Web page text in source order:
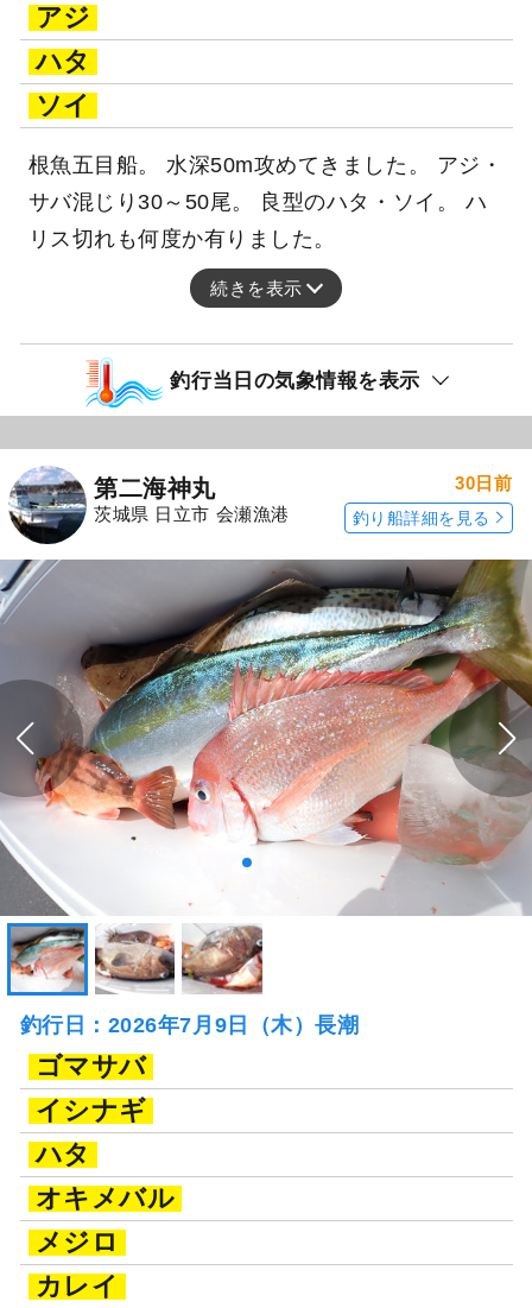
アジ
ハタ
ソイ
根魚五目船。 水深50m攻めてきました。 アジ・
サバ混じり30～50尾。 良型のハタ・ソイ。 ハ
リス切れも何度か有りました。
続きを表示
釣行当日の気象情報を表示
第二海神丸
茨城県 日立市 会瀬漁港
30日前
釣り船詳細を見る
釣行日：2026年7月9日（木）長潮
ゴマサバ
イシナギ
ハタ
オキメバル
メジロ
カレイ